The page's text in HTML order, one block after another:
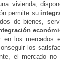
vivienda,
permite su
de bienes,
en los mercados
los
el mercado no